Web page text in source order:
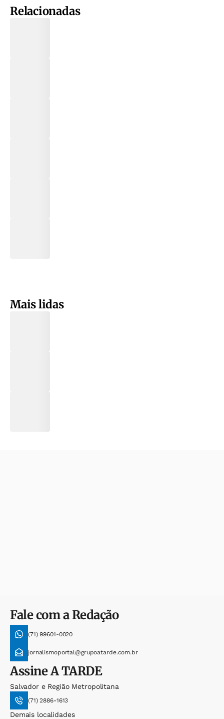
Relacionadas
Mais lidas
Fale com a Redação
(71) 99601-0020
jornalismoportal@grupoatarde.com.br
AssineA TARDE
Salvador e Região Metropolitana
(71) 2886-1613
Demais localidades